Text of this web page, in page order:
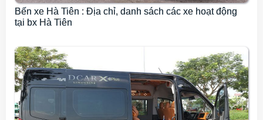
Bến xe Hà Tiên : Địa chỉ, danh sách các xe hoạt động
tại bx Hà Tiên